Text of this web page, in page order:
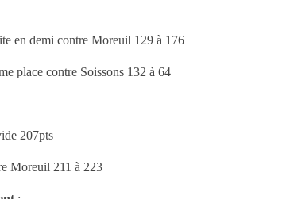
en demi contre Moreuil 129 à 176
place contre Soissons 132 à 64
207pts
Moreuil 211 à 223